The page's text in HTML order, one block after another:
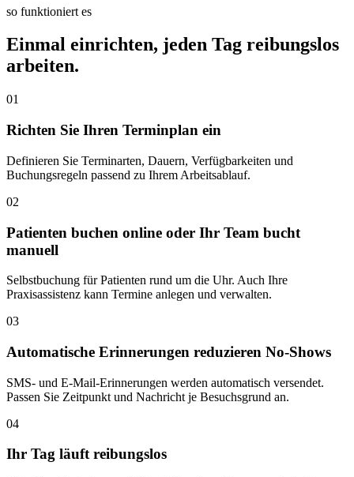
so funktioniert es
Einmal einrichten, jeden Tag reibungslos
arbeiten.
01
Richten Sie Ihren Terminplan ein
Definieren Sie Terminarten, Dauern, Verfügbarkeiten und
Buchungsregeln passend zu Ihrem Arbeitsablauf.
02
Patienten buchen online oder Ihr Team bucht
manuell
Selbstbuchung für Patienten rund um die Uhr. Auch Ihre
Praxisassistenz kann Termine anlegen und verwalten.
03
Automatische Erinnerungen reduzieren No-Shows
SMS- und E-Mail-Erinnerungen werden automatisch versendet.
Passen Sie Zeitpunkt und Nachricht je Besuchsgrund an.
04
Ihr Tag läuft reibungslos